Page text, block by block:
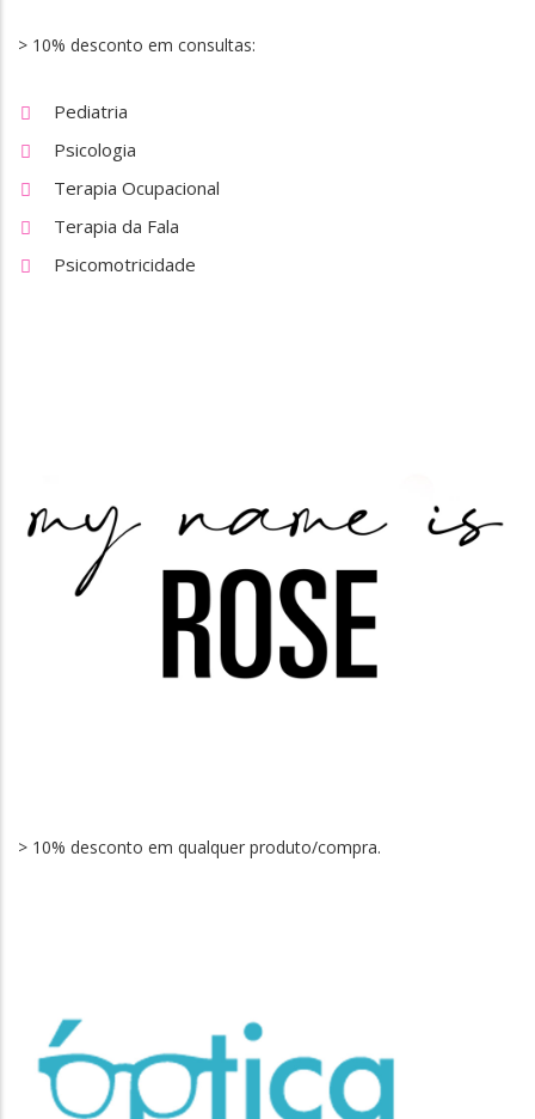
> 10% desconto em consultas:
Pediatria
Psicologia
Terapia Ocupacional
Terapia da Fala
Psicomotricidade
> 10% desconto em qualquer produto/compra.